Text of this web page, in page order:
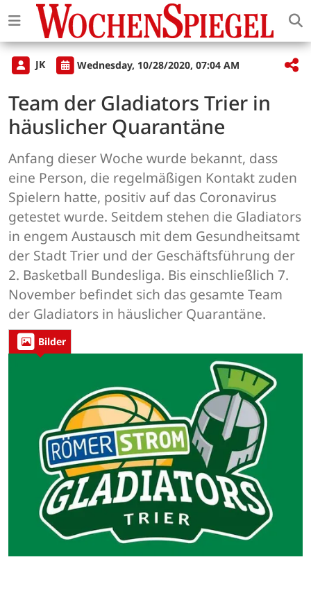
JK Wednesday, 10/28/2020, 07:04 AM
Team der Gladiators Trier in
häuslicher Quarantäne
Anfang dieser Woche wurde bekannt, dass
eine Person, die regelmäßigen Kontakt zuden
Spielern hatte, positiv auf das Coronavirus
getestet wurde. Seitdem stehen die Gladiators
in engem Austausch mit dem Gesundheitsamt
der Stadt Trier und der Geschäftsführung der
2. Basketball Bundesliga. Bis einschließlich 7.
November befindet sich das gesamte Team
der Gladiators in häuslicher Quarantäne.
Bilder